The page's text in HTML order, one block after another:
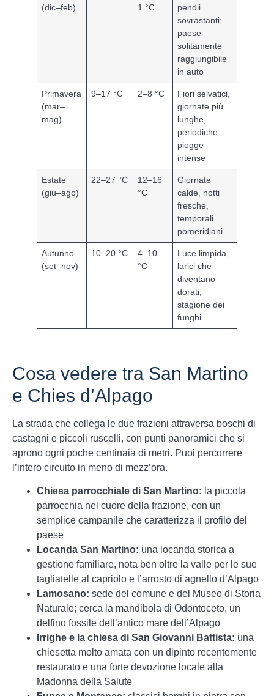
(dic–feb)
1 °C
pendii
sovrastanti;
paese
solitamente
raggiungibile
in auto
Primavera
(mar–
mag)
9–17 °C 2–8 °C
Fiori selvatici,
giornate più
lunghe,
periodiche
piogge
intense
Estate
(giu–ago)
22–27 °C
12–16
°C
Giornate
calde, notti
fresche,
temporali
pomeridiani
Autunno
(set–nov)
10–20 °C
4–10
°C
Luce limpida,
larici che
diventano
dorati,
stagione dei
funghi
Cosa vedere tra San Martino
e Chies d’Alpago
La strada che collega le due frazioni attraversa boschi di
castagni e piccoli ruscelli, con punti panoramici che si
aprono ogni poche centinaia di metri. Puoi percorrere
l’intero circuito in meno di mezz’ora.
Chiesa parrocchiale di San Martino: la piccola
parrocchia nel cuore della frazione, con un
semplice campanile che caratterizza il profilo del
paese
Locanda San Martino: una locanda storica a
gestione familiare, nota ben oltre la valle per le sue
tagliatelle al capriolo e l’arrosto di agnello d’Alpago
Lamosano: sede del comune e del Museo di Storia
Naturale; cerca la mandibola di Odontoceto, un
delfino fossile dell’antico mare dell’Alpago
Irrighe e la chiesa di San Giovanni Battista: una
chiesetta molto amata con un dipinto recentemente
restaurato e una forte devozione locale alla
Madonna della Salute